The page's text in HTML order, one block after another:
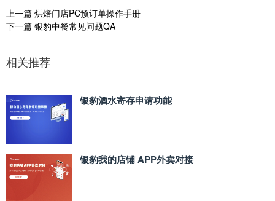
上一篇 烘焙门店PC预订单操作手册
下一篇 银豹中餐常见问题QA
相关推荐
银豹酒水寄存申请功能
银豹我的店铺 APP外卖对接